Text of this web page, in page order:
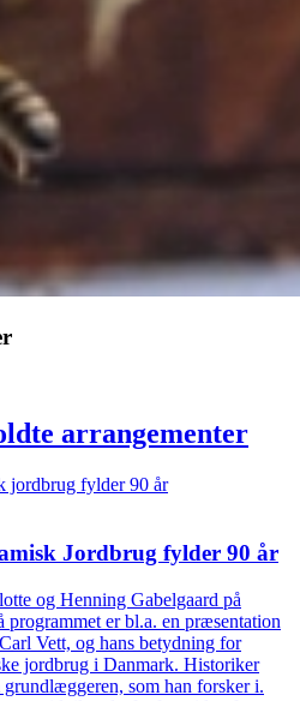
arrangementer
Jordbrug fylder 90 år
og Henning Gabelgaard på
programmet er bl.a. en præsentation
Vett, og hans betydning for
jordbrug i Danmark. Historiker
som han forsker i.